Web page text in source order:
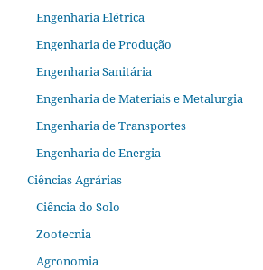
Engenharia Elétrica
Engenharia de Produção
Engenharia Sanitária
Engenharia de Materiais e Metalurgia
Engenharia de Transportes
Engenharia de Energia
Ciências Agrárias
Ciência do Solo
Zootecnia
Agronomia